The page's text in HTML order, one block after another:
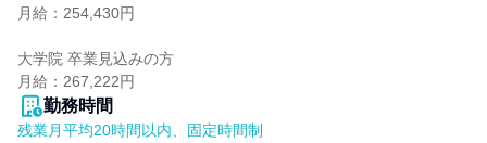
月給：254,430円
大学院 卒業見込みの方
月給：267,222円
勤務時間
残業月平均20時間以内、固定時間制